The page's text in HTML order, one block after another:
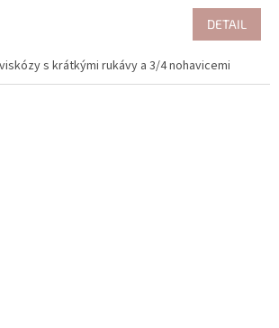
DETAIL
s krátkými rukávy a 3/4 nohavicemi